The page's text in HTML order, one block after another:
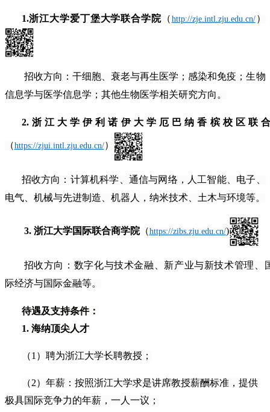
1.浙江大学爱丁堡大学联合学院（ http://zje.intl.zju.edu.cn/）
招收方向： 干细胞、衰老与再生医学；感染和免疫；生物
信息学与医学信息学；其他生物医学相关研究方向。
2.浙江大学伊利诺伊大学厄巴纳香槟校区联
（https://zjui.intl.zju.edu.cn/）
招收方向： 计算机科学、通信与网络，人工智能、电子、
电气、机械与先进制造、机器人，纳米技术、土木与环境等。
3. 浙江大学国际联合商学院（https://zibs.zju.edu.cn/)
招收方向： 数字化与技术金融、新产业与新技术管理、
际经济与国际金融等。
待遇及支持条件：
1. 海纳顶尖人才
（1）聘为浙江大学长聘教授；
（2）年薪：按照浙江大学求是讲席教授薪酬标准，提供
极具国际竞争力的年薪，一人一议；